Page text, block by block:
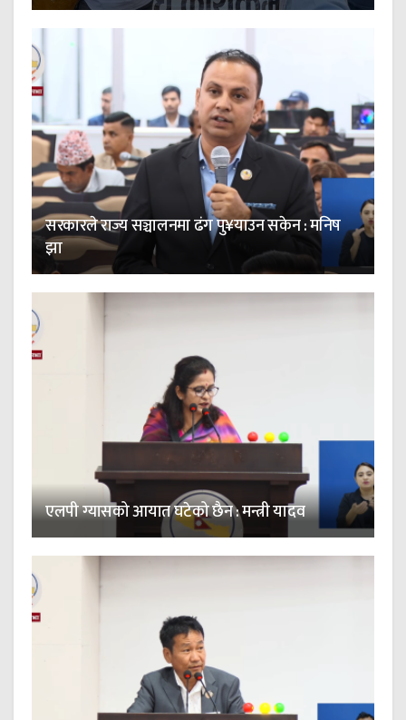
सरकारले राज्य सञ्चालनमा ढंग पु¥याउन सकेन : मनिष
झा
एलपी ग्यासको आयात घटेको छैन : मन्त्री यादव